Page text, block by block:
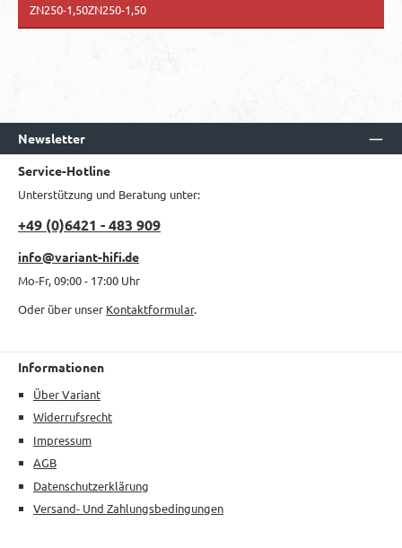
ZN250-1,50ZN250-1,50
Newsletter
Service-Hotline
Unterstützung und Beratung unter:
+49 (0)6421 - 483 909
info@variant-hifi.de
Mo-Fr, 09:00 - 17:00 Uhr
Oder über unser Kontaktformular.
Informationen
Über Variant
Widerrufsrecht
Impressum
AGB
Datenschutzerklärung
Versand- Und Zahlungsbedingungen